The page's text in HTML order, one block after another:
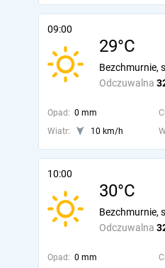
09:00
29°C
Odczuwalna
Bezchmurnie,
Opad: 0 mm
Wiatr:
10 km/h
10:00
30°C
Odczuwalna
Bezchmurnie,
Opad: 0 mm